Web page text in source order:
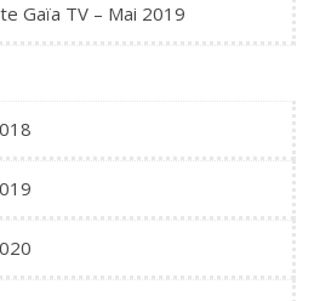
Gaïa TV – Mai 2019